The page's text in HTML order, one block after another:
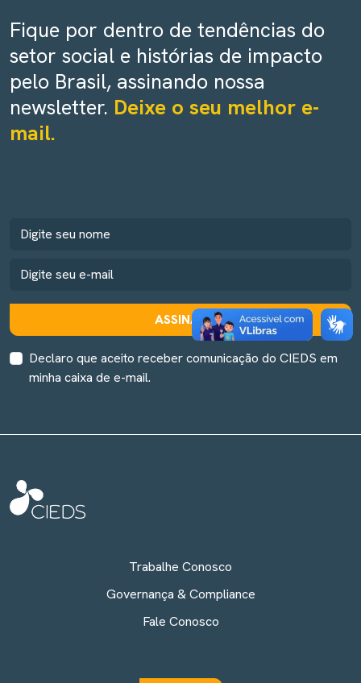
Fique por dentro de tendências do
setor social e histórias de impacto
pelo Brasil, assinando nossa
newsletter. Deixe o seu melhor e-
mail.
ASSINAR
Declaro que aceito receber comunicação do CIEDS em
minha caixa de e-mail.
Trabalhe Conosco
Governança & Compliance
Fale Conosco